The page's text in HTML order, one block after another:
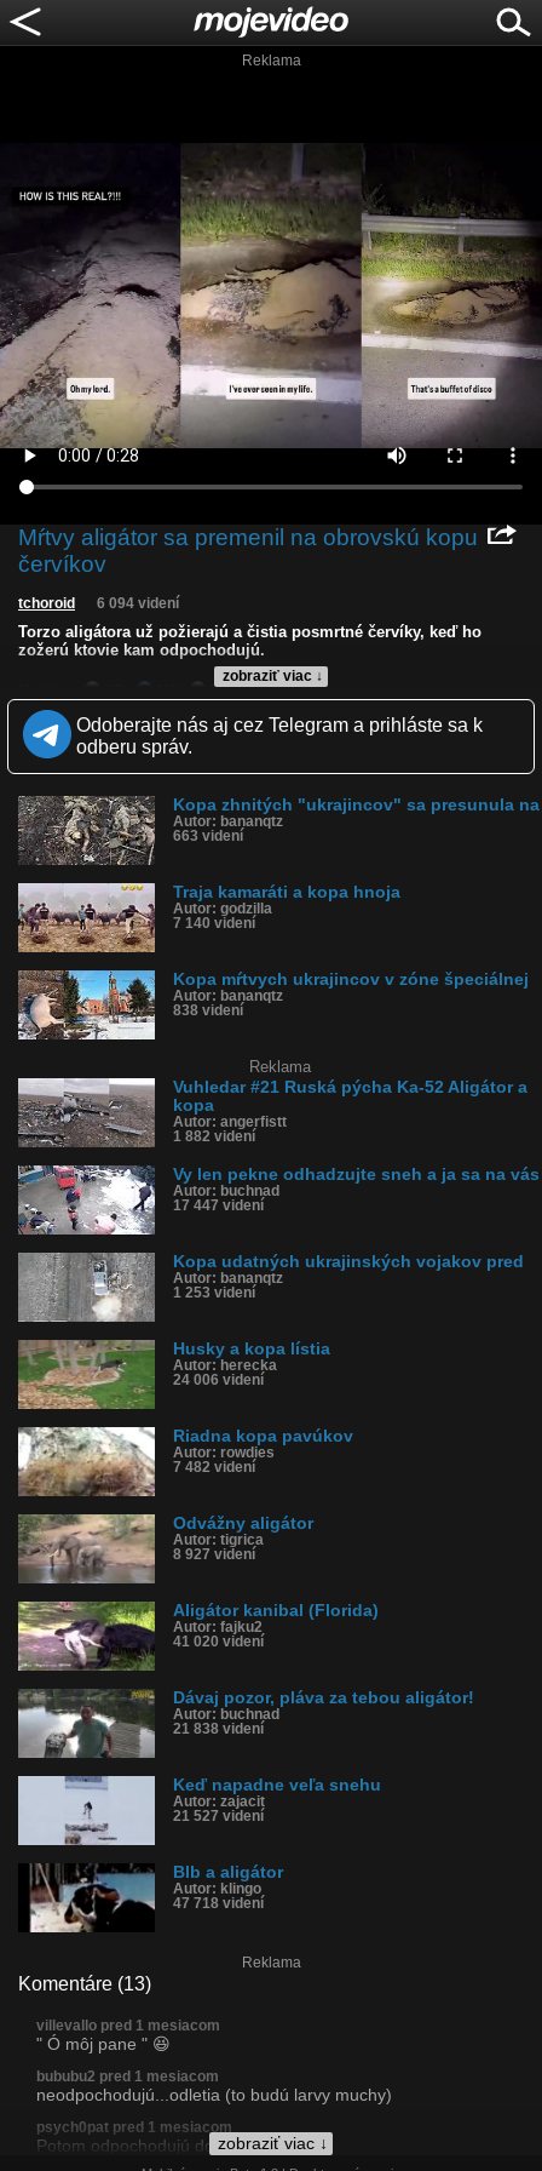
Reklama
Mŕtvy aligátor sa premenil na obrovskú kopu
červíkov
zobraziť viac ↓
tchoroid 6 094 videní
Torzo aligátora už požierajú a čistia posmrtné červíky, keď ho
zožerú ktovie kam odpochodujú.
LQ
Zverejnené: 4.7.2026 17:50
Páči sa: 80% (10 hlasov)
Obľúbené: 1
Komentárov: 13
Kategória: zvieratká
Tagy: mŕtvy aligátor, kopa červíkov, posmrtné červíky
História sledovanosti videa:
Odoberajte nás aj cez Telegram a prihláste sa k
odberu správ.
Kopa zhnitých "ukrajincov" sa presunula na
Autor: bananqtz
663 videní
Traja kamaráti a kopa hnoja
Autor: godzilla
7 140 videní
Kopa mŕtvych ukrajincov v zóne špeciálnej
Autor: bananqtz
838 videní
Reklama
Vuhledar #21 Ruská pýcha Ka-52 Aligátor a
kopa
Autor: angerfistt
1 882 videní
Vy len pekne odhadzujte sneh a ja sa na vás
Autor: buchnad
17 447 videní
Kopa udatných ukrajinských vojakov pred
Autor: bananqtz
1 253 videní
Husky a kopa lístia
Autor: herecka
24 006 videní
Riadna kopa pavúkov
Autor: rowdies
7 482 videní
Odvážny aligátor
Autor: tigrica
8 927 videní
Aligátor kanibal (Florida)
Autor: fajku2
41 020 videní
Dávaj pozor, pláva za tebou aligátor!
Autor: buchnad
21 838 videní
Keď napadne veľa snehu
Autor: zajacit
21 527 videní
Blb a aligátor
Autor: klingo
47 718 videní
Reklama
Komentáre (13)
zobraziť viac ↓
villevallo pred 1 mesiacom
" Ó môj pane " 😆
bububu2 pred 1 mesiacom
neodpochodujú...odletia (to budú larvy muchy)
psych0pat pred 1 mesiacom
Potom odpochodujú do jabĺk :D